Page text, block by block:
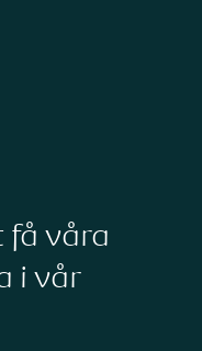
få våra
i vår